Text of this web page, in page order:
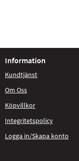
Information
Kundtjänst
Om Oss
Köpvillkor
Integritetspolicy
Logga in/Skapa konto